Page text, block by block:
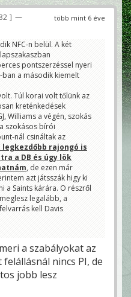
több mint 6 éve
—
NFC-n belül. A két
pontszerzéssel nyeri
ban a második kiemelt
Túl korai volt tőlünk az
kreténkedések
Williams a végén, szokás
szokásos bírói
nál csináltak az
legkezdőbb rajongó is
a DB és úgy lök
, de ezen már
azt játsszák higy ki
a Saints kárára. O részről
legalább, a
kell Davis
a szabályokat az
nincs PI, de
jobb lesz